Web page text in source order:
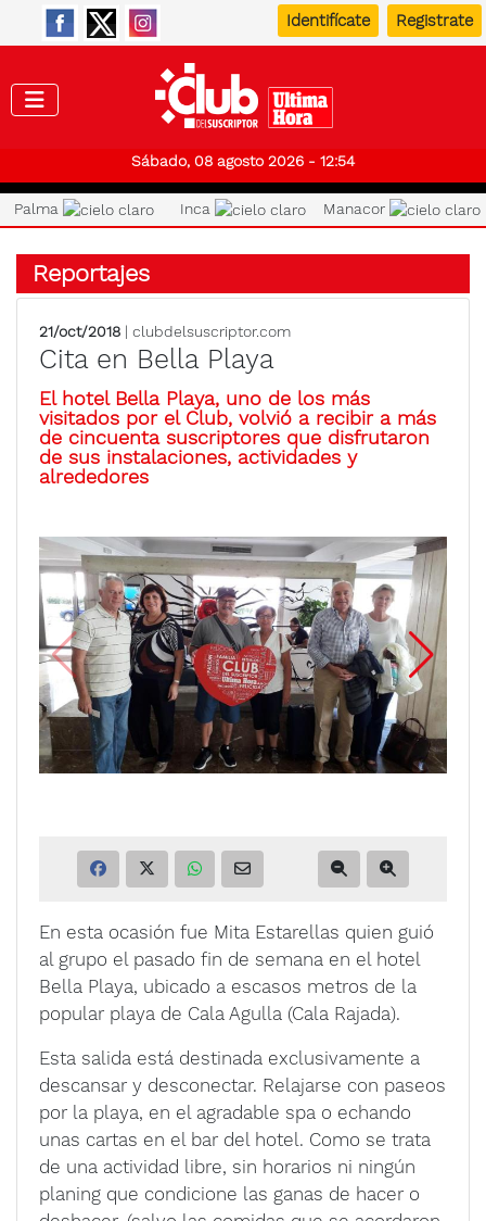
Identifícate Registrate
Sábado, 08 agosto 2026 - 12:54
Palma Inca Manacor
Reportajes
21/oct/2018 | clubdelsuscriptor.com
Cita en Bella Playa
El hotel Bella Playa, uno de los más
visitados por el Club, volvió a recibir a más
de cincuenta suscriptores que disfrutaron
de sus instalaciones, actividades y
alrededores
En esta ocasión fue Mita Estarellas quien guió
al grupo el pasado fin de semana en el hotel
Bella Playa, ubicado a escasos metros de la
popular playa de Cala Agulla (Cala Rajada).
Esta salida está destinada exclusivamente a
descansar y desconectar. Relajarse con paseos
por la playa, en el agradable spa o echando
unas cartas en el bar del hotel. Como se trata
de una actividad libre, sin horarios ni ningún
planing que condicione las ganas de hacer o